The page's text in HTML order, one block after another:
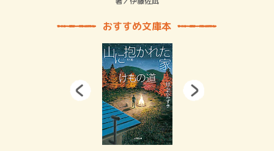
おすすめ文庫本